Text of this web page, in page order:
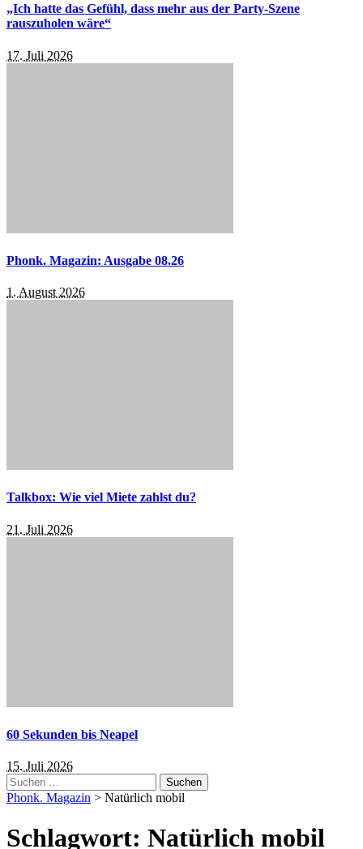
„Ich hatte das Gefühl, dass mehr aus der Party-Szene
rauszuholen wäre“
17. Juli 2026
Phonk. Magazin: Ausgabe 08.26
1. August 2026
Talkbox: Wie viel Miete zahlst du?
21. Juli 2026
60 Sekunden bis Neapel
15. Juli 2026
Suchen
nach:
Phonk. Magazin > Natürlich mobil
Schlagwort: Natürlich mobil